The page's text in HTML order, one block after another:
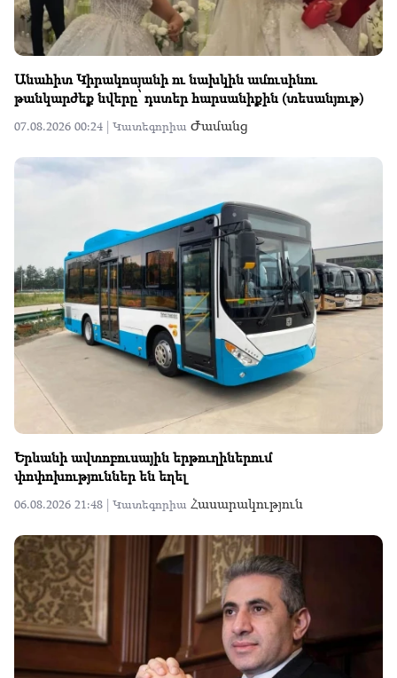
Անահիտ Կիրակոսյանի ու նախկին ամուսինու
թանկարժեք նվերը՝ դստեր հարսանիքին (տեսանյութ)
07.08.2026 00:24 | Կատեգորիա Ժամանց
Երևանի ավտոբուսային երթուղիներում
փոփոխություններ են եղել
06.08.2026 21:48 | Կատեգորիա Հասարակություն